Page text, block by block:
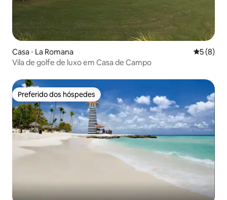
Casa ⋅ La Romana 5 de
5 (8)
Vila de golfe de luxo em Casa de Campo
Preferido dos hóspedes
Preferido dos hóspedes